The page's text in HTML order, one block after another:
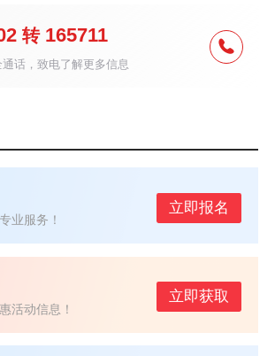
转 165711
话，致电了解更多信息
业服务！
立即报名
活动信息！
立即获取